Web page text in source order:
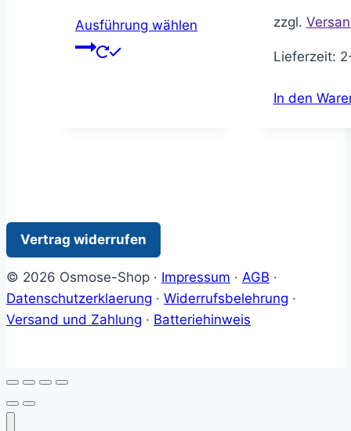
Ausführung wählen
Dieses
auf
der
Produktseite
gewählt
werden
zzgl.
Lieferzeit:
In den
Vertrag widerrufen
© 2026 Osmose-Shop · Impressum · AGB ·
Datenschutzerklaerung · Widerrufsbelehrung ·
Versand und Zahlung · Batteriehinweis